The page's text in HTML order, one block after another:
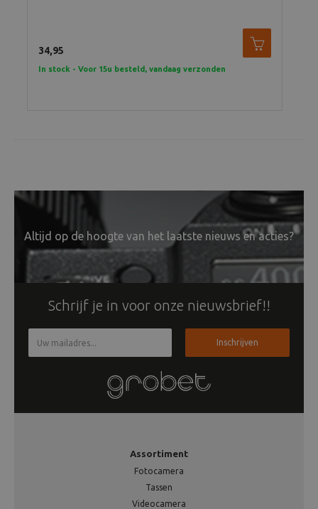
34,95
In stock - Voor 15u besteld, vandaag verzonden
Altijd op de hoogte van het laatste nieuws en acties?
Schrijf je in voor onze nieuwsbrief!!
Inschrijven
Assortiment
Fotocamera
Tassen
Videocamera